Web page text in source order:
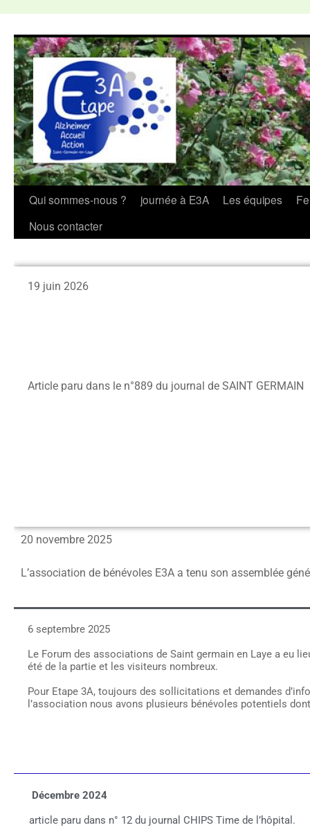
Qui sommes-nous ? journée à E3A Les équipes
Nous contacter
19 juin 2026
Article paru dans le n°889 du journal de SAINT GERMAIN
20 novembre 2025
L’association de bénévoles E3A a tenu son assemblée
6 septembre 2025
Le Forum des associations de Saint germain en Laye a eu
été de la partie et les visiteurs nombreux.
Pour Etape 3A, toujours des sollicitations et demandes
l’association nous avons plusieurs bénévoles potentiels
Décembre 2024
­article paru dans n° 12 du journal CHIPS Time de l’hôpital.